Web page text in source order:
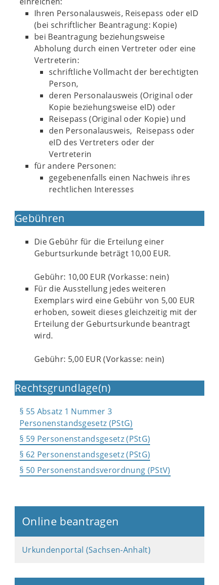
Ihren Personalausweis, Reisepass oder eID
(bei schriftlicher Beantragung: Kopie)
bei Beantragung beziehungsweise
Abholung durch einen Vertreter oder eine
Vertreterin:
schriftliche Vollmacht der berechtigten
Person,
deren Personalausweis (Original oder
Kopie beziehungsweise eID) oder
Reisepass (Original oder Kopie) und
den Personalausweis, Reisepass oder
eID des Vertreters oder der
Vertreterin
für andere Personen:
gegebenenfalls einen Nachweis ihres
rechtlichen Interesses
Gebühren
Die Gebühr für die Erteilung einer
Geburtsurkunde beträgt 10,00 EUR.
Gebühr: 10,00 EUR (Vorkasse: nein)
Für die Ausstellung jedes weiteren
Exemplars wird eine Gebühr von 5,00 EUR
erhoben, soweit dieses gleichzeitig mit der
Erteilung der Geburtsurkunde beantragt
wird.
Gebühr: 5,00 EUR (Vorkasse: nein)
Rechtsgrundlage(n)
§ 55 Absatz 1 Nummer 3
Personenstandsgesetz (PStG)
§ 59 Personenstandsgesetz (PStG)
§ 62 Personenstandsgesetz (PStG)
§ 50 Personenstandsverordnung (PStV)
Online beantragen
Urkundenportal (Sachsen-Anhalt)